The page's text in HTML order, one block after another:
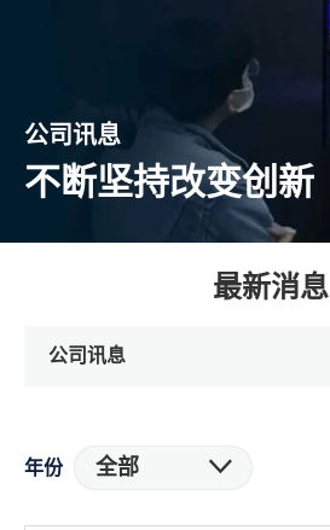
公司讯息
不断坚持改变创新
最新消息
公司讯息
年份 全部